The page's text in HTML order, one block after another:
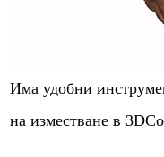
Има удобни
на изместване в